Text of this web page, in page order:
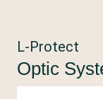
L-Protect
Optic